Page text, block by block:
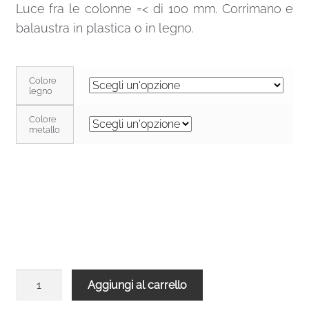
originale
era:
attuale
è:
Luce fra le colonne =< di 100 mm. Corrimano e
balaustra in plastica o in legno.
Colore
legno
Colore
metallo
Aggiungi al carrello